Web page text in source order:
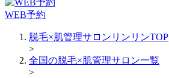
WEB予約
脱毛×肌管理サロンリンリンTOP
>
全国の脱毛×肌管理サロン一覧
>